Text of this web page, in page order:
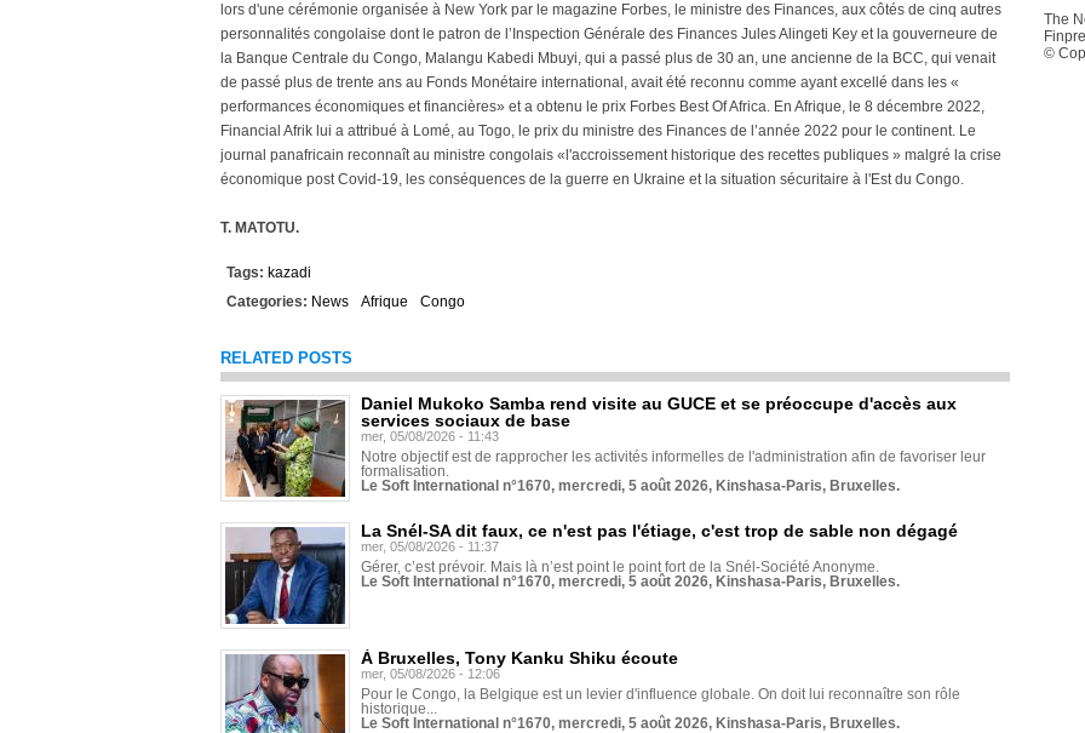
lors d'une cérémonie organisée à New York par le magazine Forbes, le ministre des Finances, aux côtés de cinq autres
personnalités congolaise dont le patron de l’Inspection Générale des Finances Jules Alingeti Key et la gouverneure de
la Banque Centrale du Congo, Malangu Kabedi Mbuyi, qui a passé plus de 30 an, une ancienne de la BCC, qui venait
de passé plus de trente ans au Fonds Monétaire international, avait été reconnu comme ayant excellé dans les «
performances économiques et financières» et a obtenu le prix Forbes Best Of Africa. En Afrique, le 8 décembre 2022,
Financial Afrik lui a attribué à Lomé, au Togo, le prix du ministre des Finances de l’année 2022 pour le continent. Le
journal panafricain reconnaît au ministre congolais «l'accroissement historique des recettes publiques » malgré la crise
économique post Covid-19, les conséquences de la guerre en Ukraine et la situation sécuritaire à l'Est du Congo.
T. MATOTU.
Tags: kazadi
Categories: News Afrique Congo
RELATED POSTS
Daniel Mukoko Samba rend visite au GUCE et se préoccupe d'accès aux
services sociaux de base
mer, 05/08/2026 - 11:43
Notre objectif est de rapprocher les activités informelles de l'administration afin de favoriser leur
formalisation.
Le Soft International n°1670, mercredi, 5 août 2026, Kinshasa-Paris, Bruxelles.
La Snél-SA dit faux, ce n'est pas l'étiage, c'est trop de sable non dégagé
mer, 05/08/2026 - 11:37
Gérer, c’est prévoir. Mais là n’est point le point fort de la Snél-Société Anonyme.
Le Soft International n°1670, mercredi, 5 août 2026, Kinshasa-Paris, Bruxelles.
À Bruxelles, Tony Kanku Shiku écoute
mer, 05/08/2026 - 12:06
Pour le Congo, la Belgique est un levier d'influence globale. On doit lui reconnaître son rôle
historique...
Le Soft International n°1670, mercredi, 5 août 2026, Kinshasa-Paris, Bruxelles.
The
©